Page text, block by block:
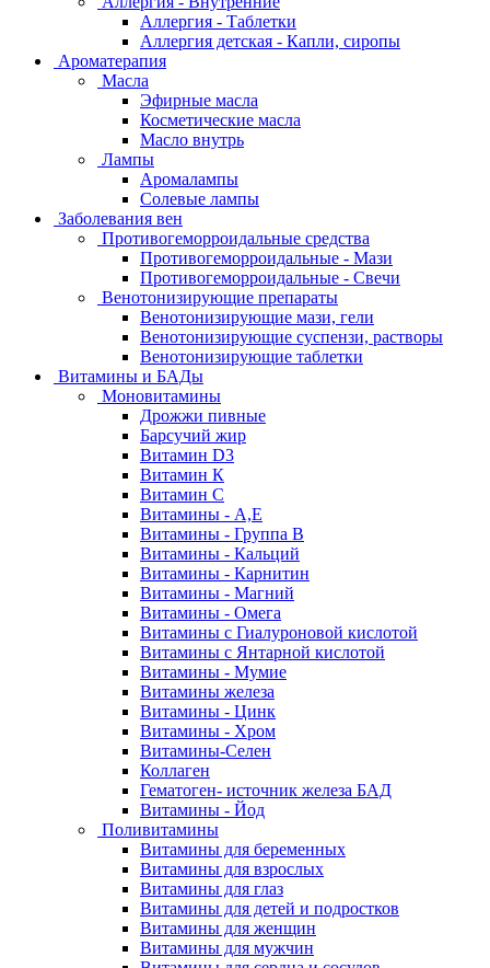
Аллергия - Таблетки
Аллергия детская - Капли, сиропы
Ароматерапия
Масла
Эфирные масла
Косметические масла
Масло внутрь
Лампы
Аромалампы
Солевые лампы
Заболевания вен
Противогеморроидальные средства
Противогеморроидальные - Мази
Противогеморроидальные - Свечи
Венотонизирующие препараты
Венотонизирующие мази, гели
Венотонизирующие суспензи, растворы
Венотонизирующие таблетки
Витамины и БАДы
Моновитамины
Дрожжи пивные
Барсучий жир
Витамин D3
Витамин К
Витамин С
Витамины - А,Е
Витамины - Группа В
Витамины - Кальций
Витамины - Карнитин
Витамины - Магний
Витамины - Омега
Витамины с Гиалуроновой кислотой
Витамины с Янтарной кислотой
Витамины - Мумие
Витамины железа
Витамины - Цинк
Витамины - Хром
Витамины-Селен
Коллаген
Гематоген- источник железа БАД
Витамины - Йод
Поливитамины
Витамины для беременных
Витамины для взрослых
Витамины для глаз
Витамины для детей и подростков
Витамины для женщин
Витамины для мужчин